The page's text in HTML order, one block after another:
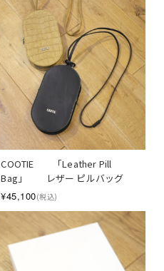
COOTIE　　「Leather Pill
Bag」　　レザー ピルバッグ
¥45,100(税込)